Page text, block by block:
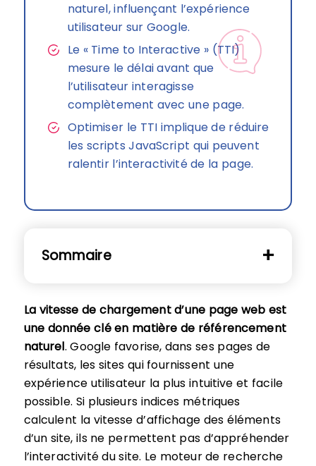
naturel, influençant l’expérience
utilisateur sur Google.
Le « Time to Interactive » (TTI)
mesure le délai avant que
l’utilisateur interagisse
complètement avec une page.
Optimiser le TTI implique de réduire
les scripts JavaScript qui peuvent
ralentir l’interactivité de la page.
Sommaire
La vitesse de chargement d’une page web est
une donnée clé en matière de référencement
naturel. Google favorise, dans ses pages de
résultats, les sites qui fournissent une
expérience utilisateur la plus intuitive et facile
possible. Si plusieurs indices métriques
calculent la vitesse d’affichage des éléments
d’un site, ils ne permettent pas d’appréhender
l’interactivité du site. Le moteur de recherche